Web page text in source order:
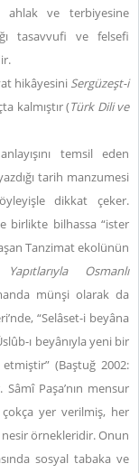
ahlak ve terbiyesine
tasavvufi ve felsefi
hikâyesini Sergüzeşt-i
kalmıştır (Türk Dili ve
temsil eden
tarih manzumesi
dikkat çeker.
birlikte bilhassa “ister
Tanzimat ekolünün
Osmanlı
münşi olarak da
“Selâset-i beyâna
ı beyânıyla yeni bir
etmiştir” (Baştuğ 2002:
Paşa’nın mensur
çokça yer verilmiş, her
nesir örnekleridir. Onun
sosyal tabaka ve